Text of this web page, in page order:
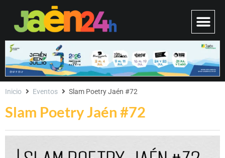
Slam Poetry Jaén #72
Inicio Eventos Slam Poetry Jaén #72